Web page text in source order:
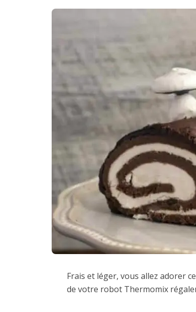
Frais et léger, vous allez adorer
de votre robot Thermomix